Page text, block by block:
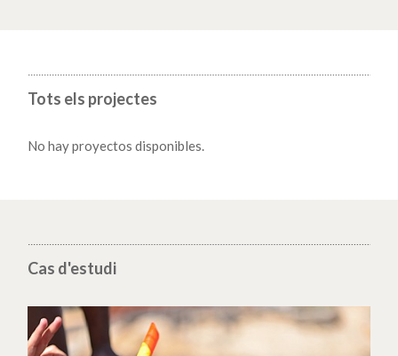
Tots els projectes
No hay proyectos disponibles.
Cas d'estudi